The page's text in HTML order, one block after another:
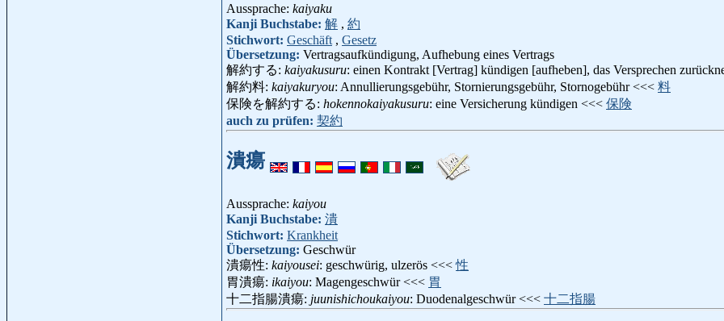
Aussprache: kaiyaku
Kanji Buchstabe: 解 , 約
Stichwort: Geschäft , Gesetz
Übersetzung: Vertragsaufkündigung, Aufhebung eines Vertrags
解約する: kaiyakusuru: einen Kontrakt [Vertrag] kündigen [aufheben], das Versprechen
解約料: kaiyakuryou: Annullierungsgebühr, Stornierungsgebühr, Stornogebühr <<< 料
保険を解約する: hokennokaiyakusuru: eine Versicherung kündigen <<< 保険
auch zu prüfen: 契約
潰瘍
Aussprache: kaiyou
Kanji Buchstabe: 潰
Stichwort: Krankheit
Übersetzung: Geschwür
潰瘍性: kaiyousei: geschwürig, ulzerös <<<性
胃潰瘍: ikaiyou: Magengeschwür <<< 胃
十二指腸潰瘍: juunishichoukaiyou: Duodenalgeschwür <<< 十二指腸